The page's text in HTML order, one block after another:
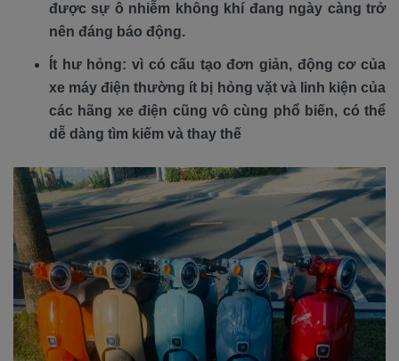
được sự ô nhiễm không khí đang ngày càng trở
nên đáng báo động.
Ít hư hỏng: vì có cấu tạo đơn giản, động cơ của
xe máy điện thường ít bị hỏng vặt và linh kiện của
các hãng xe điện cũng vô cùng phổ biến, có thể
dễ dàng tìm kiếm và thay thế